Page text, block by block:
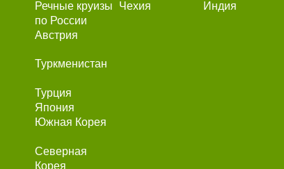
Речные круизы
по России
Австрия
Чехия
Индия
Туркменистан
Турция
Япония
Южная Корея
Северная
Корея